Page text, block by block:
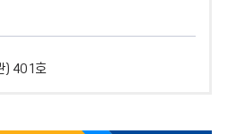
) 401호